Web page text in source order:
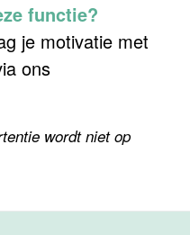
functie?
je motivatie met
ons
wordt niet op